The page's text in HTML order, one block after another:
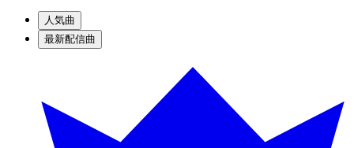
人気曲
最新配信曲